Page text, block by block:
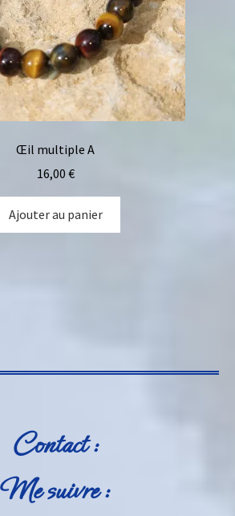
Œil multiple A
16,00 €
Ajouter au panier
Contact :
Me suivre :